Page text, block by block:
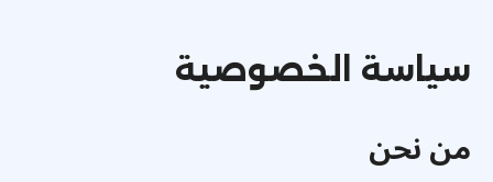
سياسة الخصوصية
من نحن